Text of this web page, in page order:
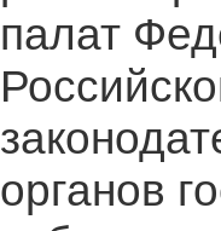
палат
органов